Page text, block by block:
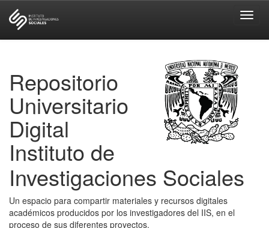
Repositorio
Universitario
Digital
Instituto de
Investigaciones Sociales
Un espacio para compartir materiales y recursos digitales
académicos producidos por los investigadores del IIS, en el
proceso de sus diferentes proyectos.